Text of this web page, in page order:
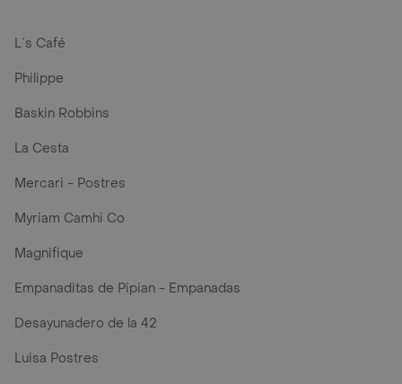
L´s Café
Philippe
Baskin Robbins
La Cesta
Mercari - Postres
Myriam Camhi Co
Magnifique
Empanaditas de Pipian - Empanadas
Desayunadero de la 42
Luisa Postres